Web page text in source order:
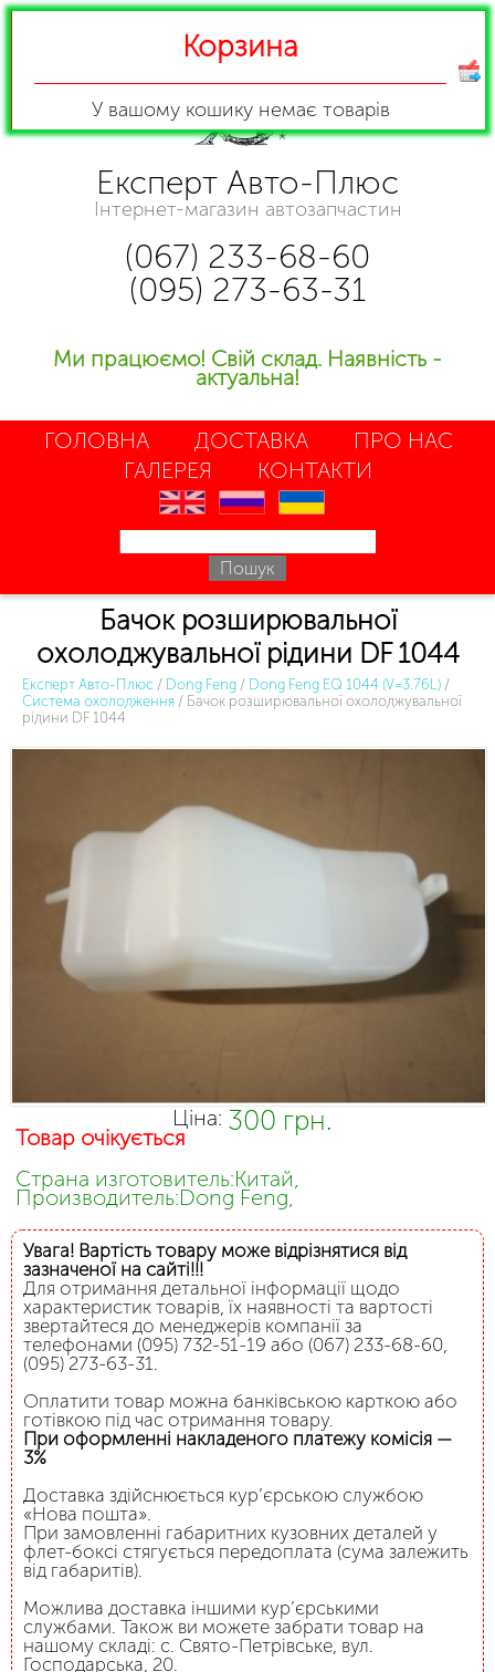
Експерт Авто-Плюс
Інтернет-магазин автозапчастин
(067) 233-68-60
(095) 273-63-31
Ми працюємо! Свій склад. Наявність -
актуальна!
ГОЛОВНА ДОСТАВКА
ПРО НАС
ГАЛЕРЕЯ
КОНТАКТИ
en ru uk
Бачок розширювальної
охолоджувальної рідини DF 1044
Експерт Авто-Плюс / Dong Feng / Dong Feng EQ 1044 (V=3.76L) /
Система охолодження / Бачок розширювальної охолоджувальної
рідини DF 1044
Ціна: 300 грн.
Товар очікується
Страна изготовитель:Китай,
Производитель:Dong Feng,
Увага! Вартість товару може відрізнятися від
зазначеної на сайті!!!
Для отримання детальної інформації щодо
характеристик товарів, їх наявності та вартості
звертайтеся до менеджерів компанії за
телефонами (095) 732-51-19 або (067) 233-68-60,
(095) 273-63-31.
Оплатити товар можна банківською карткою або
готівкою під час отримання товару.
При оформленні накладеного платежу комісія —
3%
Доставка здійснюється кур’єрською службою
«Нова пошта».
При замовленні габаритних кузовних деталей у
флет-боксі стягується передоплата (сума залежить
від габаритів).
Можлива доставка іншими кур’єрськими
службами. Також ви можете забрати товар на
нашому складі: с. Свято-Петрівське, вул.
Господарська, 20.
Корзина
У вашому кошику немає товарів